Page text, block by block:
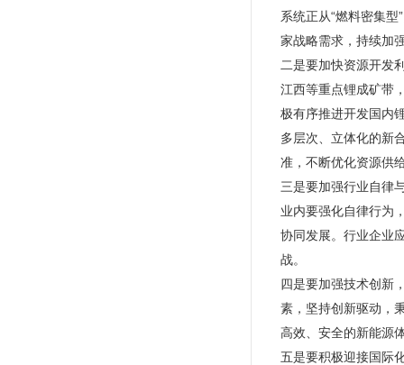
系统正从“燃料密集
家战略需求，持续加
二是要加快资源开发
江西等重点锂成矿带
极有序推进开发国内
多层次、立体化的新
准，不断优化资源供
三是要加强行业自律
业内要强化自律行为
协同发展。行业企业
战。
四是要加强技术创新
素，坚持创新驱动，
高效、安全的新能源
五是要积极迎接国际